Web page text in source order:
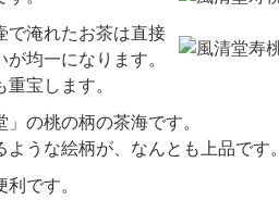
で淹れたお茶は直接
均一になります。
宝します。
の桃の柄の茶海です。
うな絵柄が、なんとも上品です
です。